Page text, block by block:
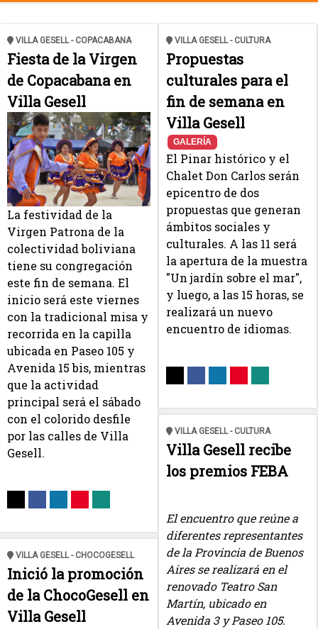
VILLA GESELL - COPACABANA
Fiesta de la Virgen
de Copacabana en
Villa Gesell
La festividad de la
Virgen Patrona de la
colectividad boliviana
tiene su congregación
este fin de semana. El
inicio será este viernes
con la tradicional misa y
recorrida en la capilla
ubicada en Paseo 105 y
Avenida 15 bis, mientras
que la actividad
principal será el sábado
con el colorido desfile
por las calles de Villa
Gesell.
VILLA GESELL - CHOCOGESELL
Inició la promoción
de la ChocoGesell en
Villa Gesell
VILLA GESELL - CULTURA
Propuestas
culturales para el
fin de semana en
Villa Gesell
GALERÍA
El Pinar histórico y el
Chalet Don Carlos serán
epicentro de dos
propuestas que generan
ámbitos sociales y
culturales. A las 11 será
la apertura de la muestra
"Un jardín sobre el mar",
y luego, a las 15 horas, se
realizará un nuevo
encuentro de idiomas.
VILLA GESELL - CULTURA
Villa Gesell recibe
los premios FEBA
El encuentro que reúne a
diferentes representantes
de la Provincia de Buenos
Aires se realizará en el
renovado Teatro San
Martín, ubicado en
Avenida 3 y Paseo 105.